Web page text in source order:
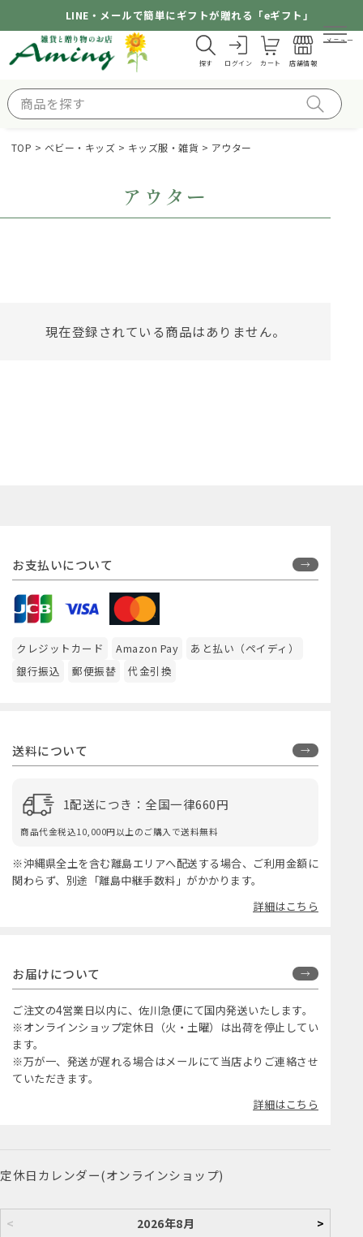
LINE・メールで簡単にギフトが贈れる「eギフト」
探す ログイン カート 店舗情報
メニュー
TOP ベビー・キッズ キッズ服・雑貨 アウター
アウター
現在登録されている商品はありません。
お支払いについて
クレジットカード Amazon Pay
あと払い（ペイディ）
銀行振込
郵便振替 代金引換
送料について
1配送につき：全国一律660円
商品代金税込10,000円以上のご購入で送料無料
※沖縄県全土を含む離島エリアへ配送する場合、ご利用金額に
関わらず、別途「離島中継手数料」がかかります。
詳細はこちら
お届けについて
ご注文の4営業日以内に、佐川急便にて国内発送いたします。
※オンラインショップ定休日（火・土曜）は出荷を停止してい
ます。
※万が一、発送が遅れる場合はメールにて当店よりご連絡させ
ていただきます。
詳細はこちら
定休日カレンダー(オンラインショップ)
< 2026年8月 >